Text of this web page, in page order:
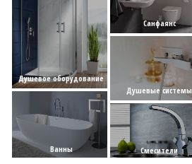
Душевое оборудование
Ванны
Санфаянс
Душевые системы
Смесители